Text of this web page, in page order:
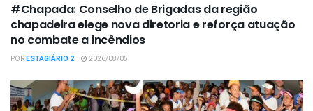
#Chapada: Conselho de Brigadas da região
chapadeira elege nova diretoria e reforça atuação
no combate a incêndios
PORESTAGIÁRIO 2 2026/08/05